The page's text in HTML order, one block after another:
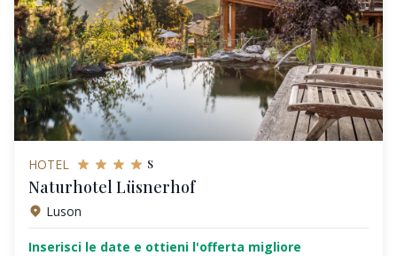
HOTEL s
Naturhotel Lüsnerhof
Luson
Inserisci le date e ottieni l'offerta migliore